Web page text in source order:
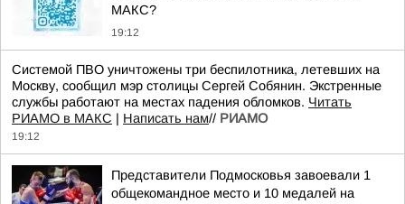
МАКС?
19:12
Системой ПВО уничтожены три беспилотника, летевших на
Москву, сообщил мэр столицы Сергей Собянин. Экстренные
службы работают на местах падения обломков. Читать
РИАМО в МАКС | Написать нам// РИАМО
19:12
Представители Подмосковья завоевали 1
общекомандное место и 10 медалей на